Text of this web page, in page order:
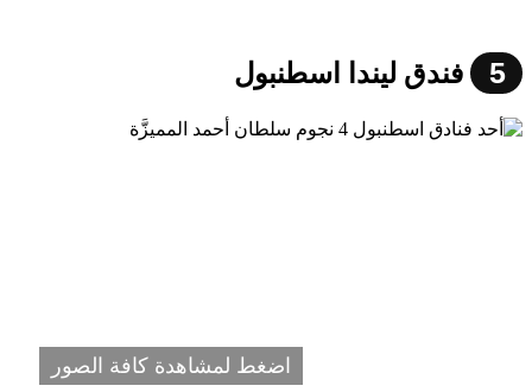
5 فندق ليندا اسطنبول
اضغط لمشاهدة كافة الصور